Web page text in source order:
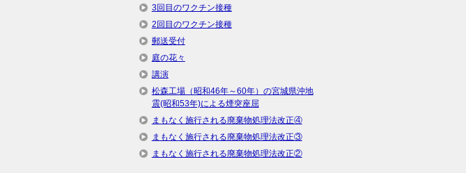
3回目のワクチン接種
2回目のワクチン接種
郵送受付
庭の花々
講演
松森工場（昭和46年～60年）の宮城県沖地
震(昭和53年)による煙突座屈
まもなく施行される廃棄物処理法改正④
まもなく施行される廃棄物処理法改正③
まもなく施行される廃棄物処理法改正②